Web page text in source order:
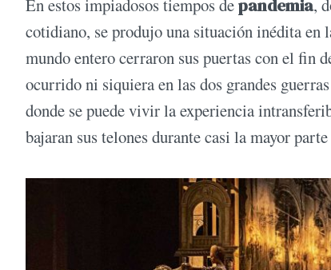
En estos impiadosos tiempos depandemia,
cotidiano, se produjo una situación inédita en
mundo entero cerraron sus puertas con el fin
ocurrido ni siquiera en las dos grandes
donde se puede vivir la experiencia
bajaran sus telones durante casi la mayor